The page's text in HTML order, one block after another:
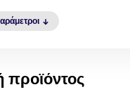
προϊόντος